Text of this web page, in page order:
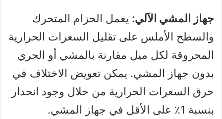
جهاز المشي الآلي: يعمل الحزام المتحرك
والسطح الأملس على تقليل السعرات الحرارية
المحروقة لكل ميل مقارنة بالمشي أو الجري
بدون جهاز المشي. يمكن تعويض الاختلاف في
حرق السعرات الحرارية من خلال وجود انحدار
بنسبة 1٪ على الأقل في جهاز المشي.